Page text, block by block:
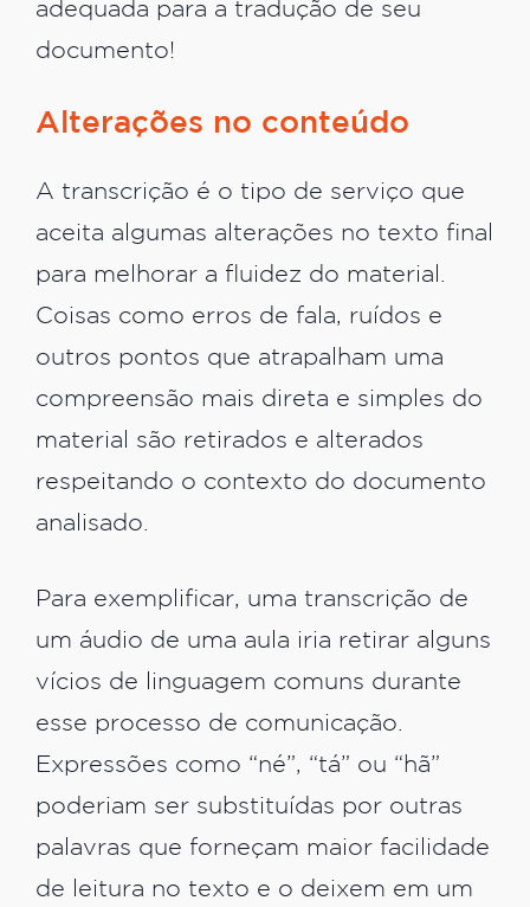
adequada para a tradução de seu
documento!
Alterações no conteúdo
A transcrição é o tipo de serviço que
aceita algumas alterações no texto final
para melhorar a fluidez do material.
Coisas como erros de fala, ruídos e
outros pontos que atrapalham uma
compreensão mais direta e simples do
material são retirados e alterados
respeitando o contexto do documento
analisado.
Para exemplificar, uma transcrição de
um áudio de uma aula iria retirar alguns
vícios de linguagem comuns durante
esse processo de comunicação.
Expressões como “né”, “tá” ou “hã”
poderiam ser substituídas por outras
palavras que forneçam maior facilidade
de leitura no texto e o deixem em um